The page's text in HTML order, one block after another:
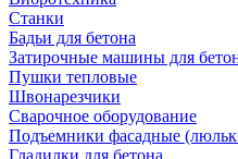
Станки
Бадьи для бетона
Затирочные машины для
Пушки тепловые
Швонарезчики
Сварочное оборудование
Подъемники фасадные
Гладилки для бетона